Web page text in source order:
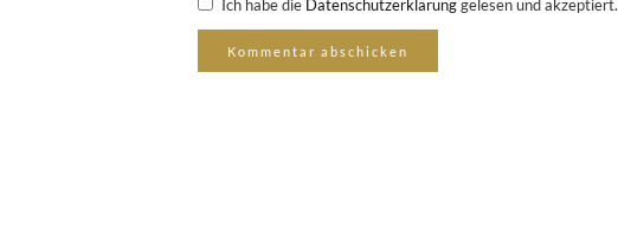
Ich habe die Datenschutzerklärunggelesen und akzeptiert.